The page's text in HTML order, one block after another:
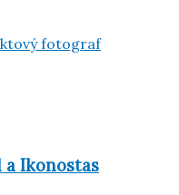
Ikonostas